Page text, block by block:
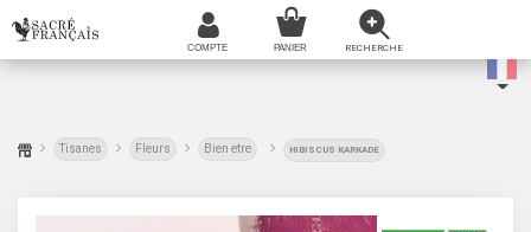
Tisanes Fleurs Bien etre HIBISCUS KARKADE